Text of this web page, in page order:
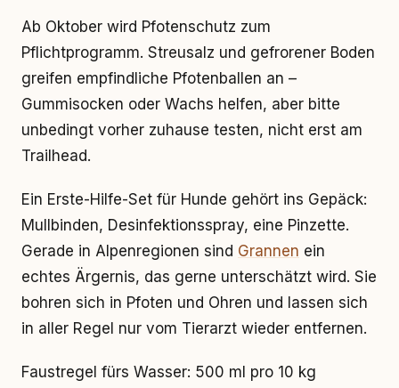
Ab Oktober wird Pfotenschutz zum
Pflichtprogramm. Streusalz und gefrorener Boden
greifen empfindliche Pfotenballen an –
Gummisocken oder Wachs helfen, aber bitte
unbedingt vorher zuhause testen, nicht erst am
Trailhead.
Ein Erste-Hilfe-Set für Hunde gehört ins Gepäck:
Mullbinden, Desinfektionsspray, eine Pinzette.
Gerade in Alpenregionen sind Grannen ein
echtes Ärgernis, das gerne unterschätzt wird. Sie
bohren sich in Pfoten und Ohren und lassen sich
in aller Regel nur vom Tierarzt wieder entfernen.
Faustregel fürs Wasser: 500 ml pro 10 kg